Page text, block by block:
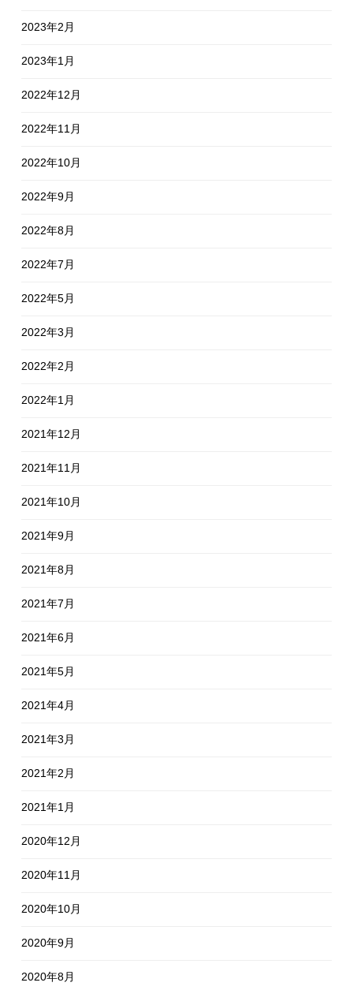
2023年2月
2023年1月
2022年12月
2022年11月
2022年10月
2022年9月
2022年8月
2022年7月
2022年5月
2022年3月
2022年2月
2022年1月
2021年12月
2021年11月
2021年10月
2021年9月
2021年8月
2021年7月
2021年6月
2021年5月
2021年4月
2021年3月
2021年2月
2021年1月
2020年12月
2020年11月
2020年10月
2020年9月
2020年8月